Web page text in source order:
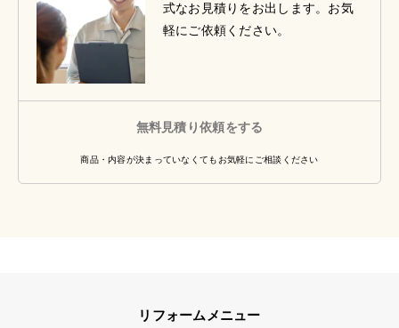
式なお見積りをお出します。お気
軽にご依頼ください。
無料見積り依頼をする
商品・内容が決まっていなくてもお気軽にご相談ください
リフォームメニュー